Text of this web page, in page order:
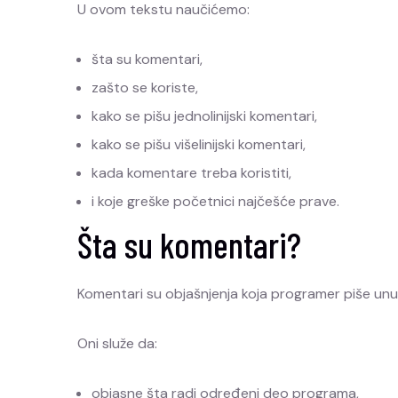
U ovom tekstu naučićemo:
šta su komentari,
zašto se koriste,
kako se pišu jednolinijski komentari,
kako se pišu višelinijski komentari,
kada komentare treba koristiti,
i koje greške početnici najčešće prave.
Šta su komentari?
Komentari su objašnjenja koja programer piše
Oni služe da:
objasne šta radi određeni deo programa,